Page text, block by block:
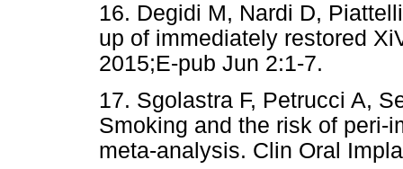
16. Degidi M, Nardi D,
up of immediately restored
2015;E-pub Jun 2:1-7.
17. Sgolastra F, Petrucci A,
Smoking and the risk of peri-
meta-analysis. Clin Oral